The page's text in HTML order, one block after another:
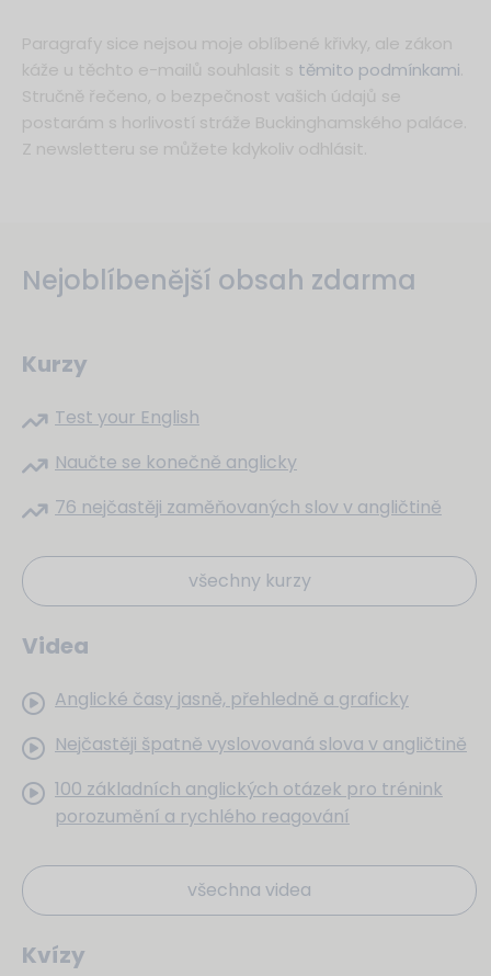
Paragrafy sice nejsou moje oblíbené křivky, ale zákon
káže u těchto e-mailů souhlasit s těmito podmínkami
Stručně řečeno, o bezpečnost vašich údajů se
postarám s horlivostí stráže Buckinghamského paláce.
Z newsletteru se můžete kdykoliv odhlásit.
Nejoblíbenější obsah zdarma
Kurzy
Test your English
Naučte se konečně anglicky
76 nejčastěji zaměňovaných slov v angličtině
všechny kurzy
Videa
Anglické časy jasně, přehledně a graficky
Nejčastěji špatně vyslovovaná slova v angličtině
100 základních anglických otázek pro trénink
porozumění a rychlého reagování
všechna videa
Kvízy